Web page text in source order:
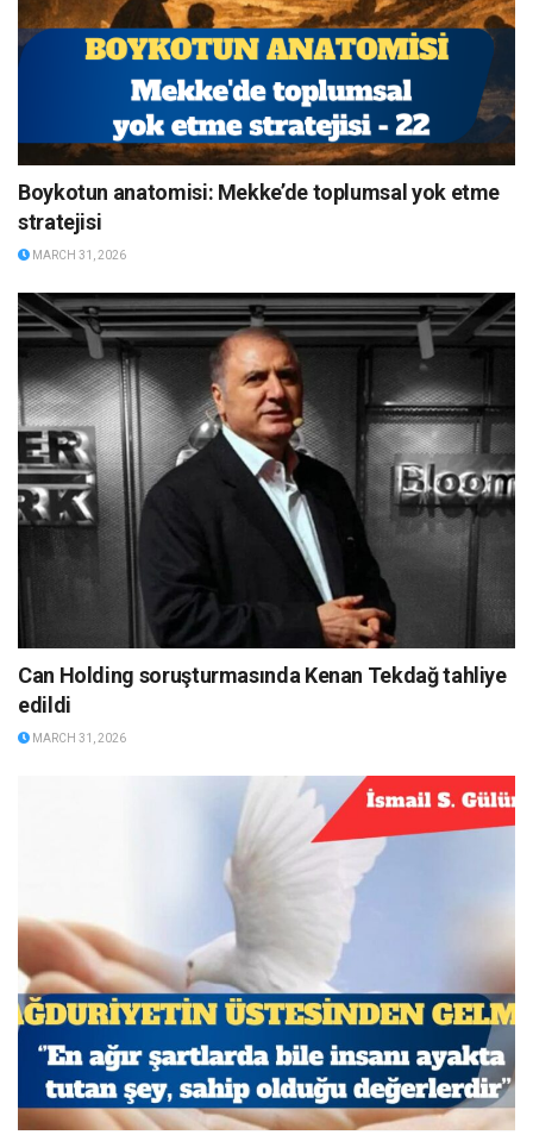
Boykotun anatomisi: Mekke’de toplumsal yok etme
stratejisi
MARCH 31, 2026
Can Holding soruşturmasında Kenan Tekdağ tahliye
edildi
MARCH 31, 2026